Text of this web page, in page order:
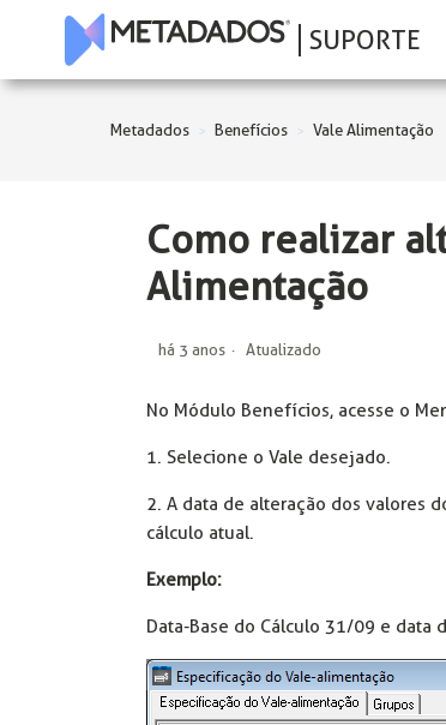
SUPORTE
Metadados Benefícios Vale Alimentação
Como realizar
Alimentação
há 3 anos Atualizado
No Módulo Benefícios, acesse o
1. Selecione o Vale desejado.
2. A data de alteração dos valores
cálculo atual.
Exemplo:
Data-Base do Cálculo 31/09 e data